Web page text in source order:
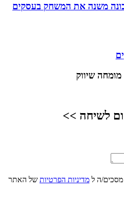
משנה את המשחק בעסקים
שיווק
לשיחה >>
מסכים/ה ל מדיניות הפרטיות של האתר